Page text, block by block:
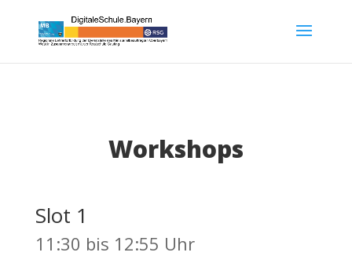
Workshops
Slot 1
11:30 bis 12:55 Uhr